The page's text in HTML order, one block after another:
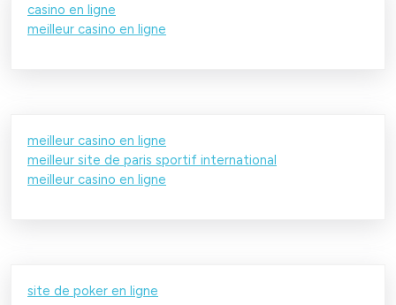
casino en ligne
meilleur casino en ligne
meilleur casino en ligne
meilleur site de paris sportif international
meilleur casino en ligne
site de poker en ligne